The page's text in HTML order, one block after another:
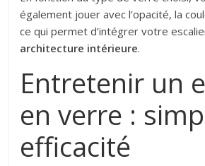
également jouer avec l’opacité, la
ce qui permet d’intégrer votre
architecture intérieure.
Entretenir un
en verre :
efficacité